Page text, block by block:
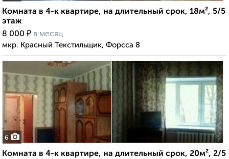
Комната в 4-к квартире, на длительный срок, 18м², 5/5
этаж
8 000 ₽ в месяц
мкр. Красный Текстильщик, Форсса 8
6
Комната в 4-к квартире, на длительный срок, 20м², 2/5